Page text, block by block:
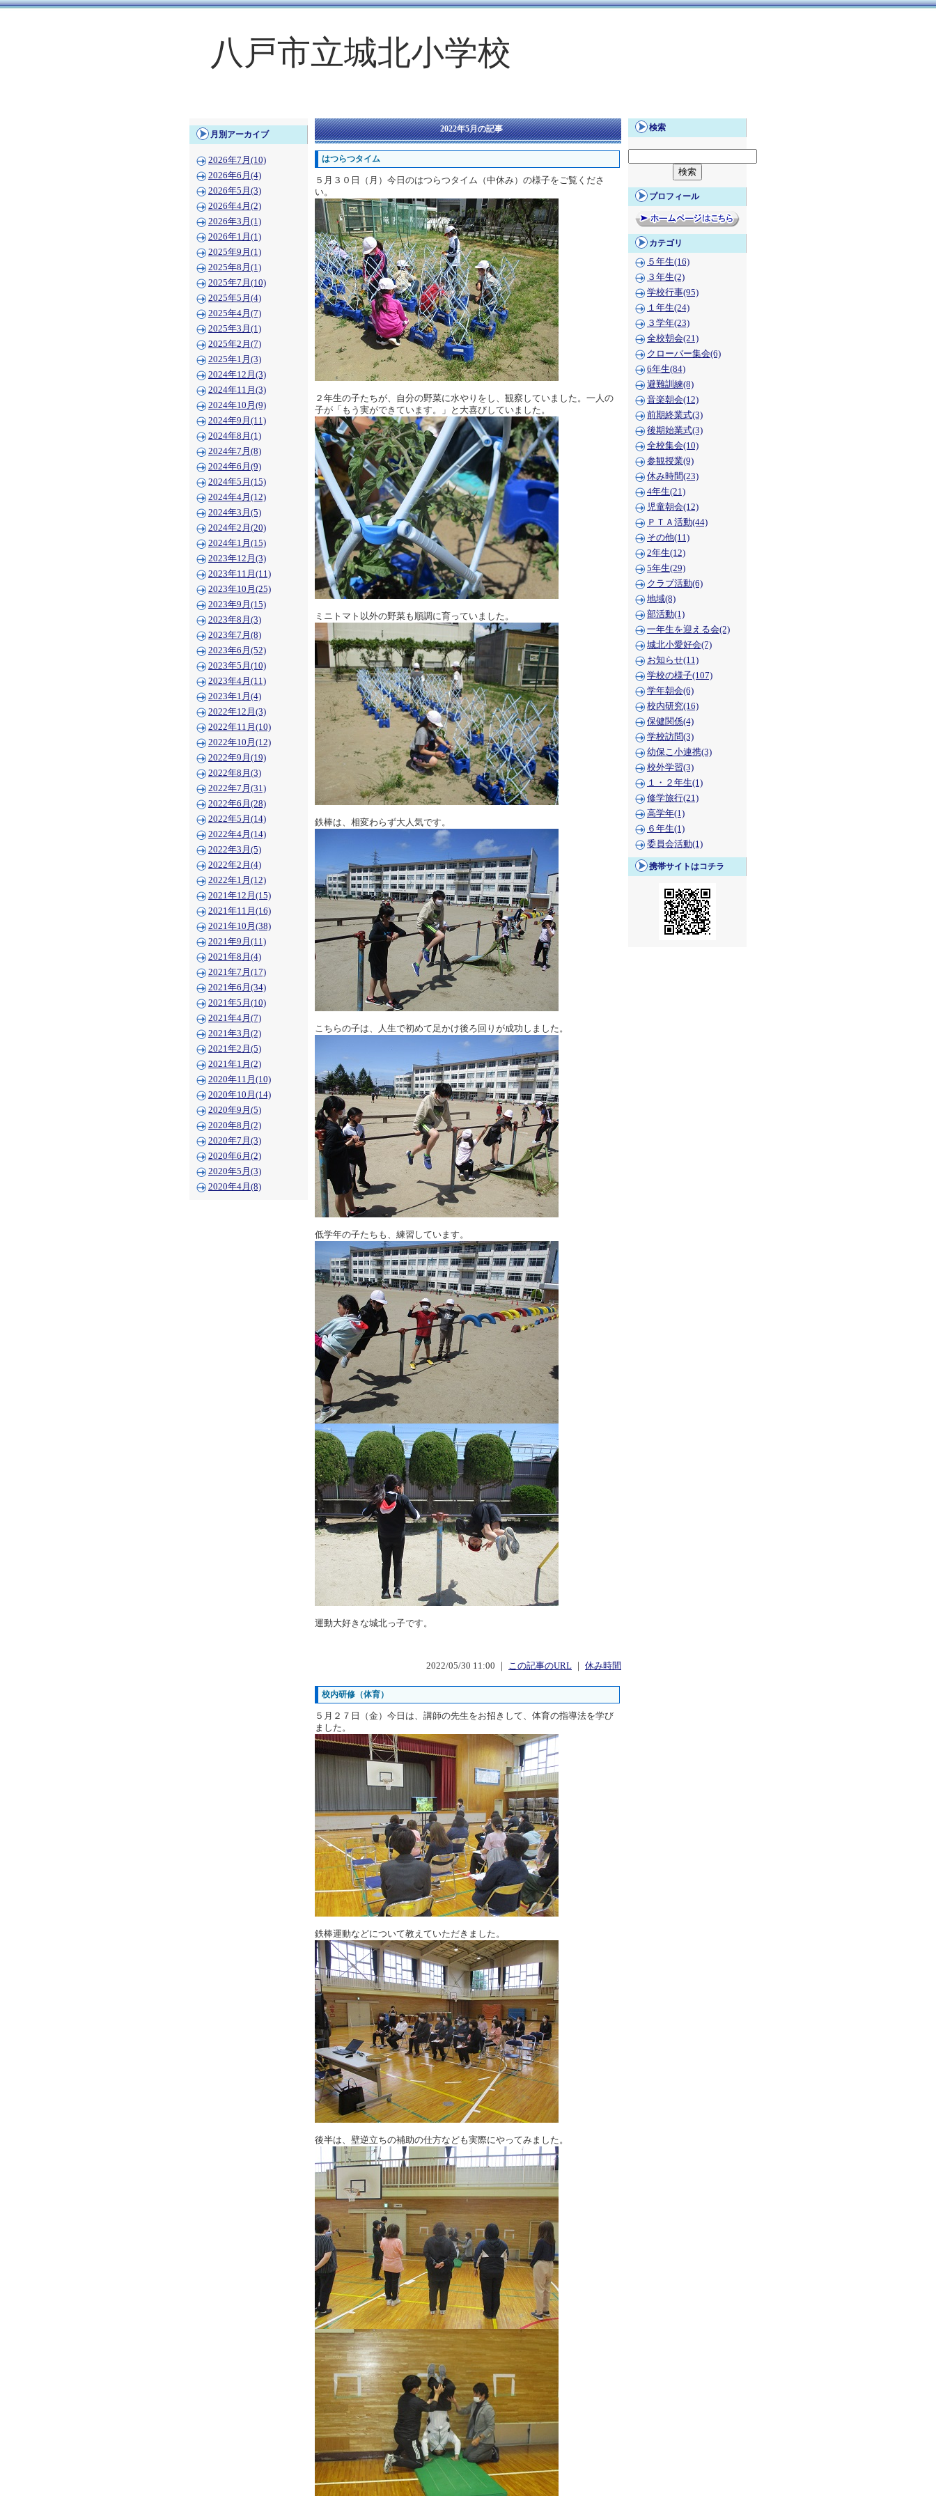
八戸市立城北小学校
月別アーカイブ
2026年7月(10)
2026年6月(4)
2026年5月(3)
2026年4月(2)
2026年3月(1)
2026年1月(1)
2025年9月(1)
2025年8月(1)
2025年7月(10)
2025年5月(4)
2025年4月(7)
2025年3月(1)
2025年2月(7)
2025年1月(3)
2024年12月(3)
2024年11月(3)
2024年10月(9)
2024年9月(11)
2024年8月(1)
2024年7月(8)
2024年6月(9)
2024年5月(15)
2024年4月(12)
2024年3月(5)
2024年2月(20)
2024年1月(15)
2023年12月(3)
2023年11月(11)
2023年10月(25)
2023年9月(15)
2023年8月(3)
2023年7月(8)
2023年6月(52)
2023年5月(10)
2023年4月(11)
2023年1月(4)
2022年12月(3)
2022年11月(10)
2022年10月(12)
2022年9月(19)
2022年8月(3)
2022年7月(31)
2022年6月(28)
2022年5月(14)
2022年4月(14)
2022年3月(5)
2022年2月(4)
2022年1月(12)
2021年12月(15)
2021年11月(16)
2021年10月(38)
2021年9月(11)
2021年8月(4)
2021年7月(17)
2021年6月(34)
2021年5月(10)
2021年4月(7)
2021年3月(2)
2021年2月(5)
2021年1月(2)
2020年11月(10)
2020年10月(14)
2020年9月(5)
2020年8月(2)
2020年7月(3)
2020年6月(2)
2020年5月(3)
2020年4月(8)
検索
プロフィール
カテゴリ
５年生(16)
３年生(2)
学校行事(95)
１年生(24)
３学年(23)
全校朝会(21)
クローバー集会(6)
6年生(84)
避難訓練(8)
音楽朝会(12)
前期終業式(3)
後期始業式(3)
全校集会(10)
参観授業(9)
休み時間(23)
4年生(21)
児童朝会(12)
ＰＴＡ活動(44)
その他(11)
2年生(12)
5年生(29)
クラブ活動(6)
地域(8)
部活動(1)
一年生を迎える会(2)
城北小愛好会(7)
お知らせ(11)
学校の様子(107)
学年朝会(6)
校内研究(16)
保健関係(4)
学校訪問(3)
幼保こ小連携(3)
校外学習(3)
１・２年生(1)
修学旅行(21)
高学年(1)
６年生(1)
委員会活動(1)
携帯サイトはコチラ
2022年5月の記事
はつらつタイム
５月３０日（月）今日のはつらつタイム（中休み）の様子をご覧くださ
い。
２年生の子たちが、自分の野菜に水やりをし、観察していました。一人の
子が「もう実ができています。」と大喜びしていました。
ミニトマト以外の野菜も順調に育っていました。
鉄棒は、相変わらず大人気です。
こちらの子は、人生で初めて足かけ後ろ回りが成功しました。
低学年の子たちも、練習しています。
運動大好きな城北っ子です。
2022/05/30 11:00 ｜ この記事のURL 休み時間
校内研修（体育）
５月２７日（金）今日は、講師の先生をお招きして、体育の指導法を学び
ました。
鉄棒運動などについて教えていただきました。
後半は、壁逆立ちの補助の仕方なども実際にやってみました。